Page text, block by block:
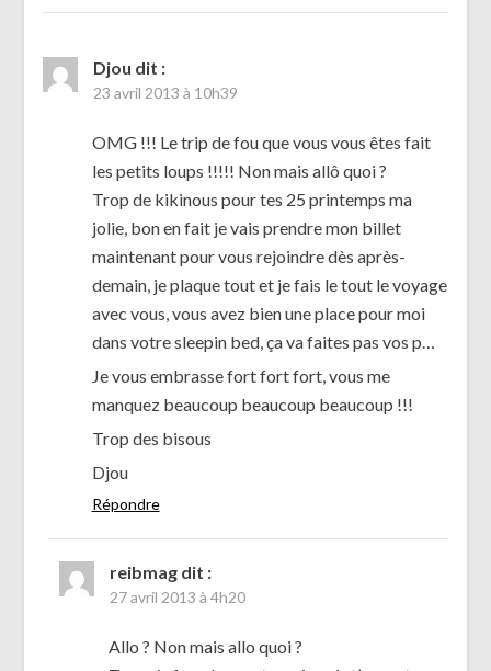
Djou dit :
23 avril 2013 à 10h39
OMG !!! Le trip de fou que vous vous êtes fait
les petits loups !!!!! Non mais allô quoi ?
Trop de kikinous pour tes 25 printemps ma
jolie, bon en fait je vais prendre mon billet
maintenant pour vous rejoindre dès après-
demain, je plaque tout et je fais le tout le voyage
avec vous, vous avez bien une place pour moi
dans votre sleepin bed, ça va faites pas vos p…
Je vous embrasse fort fort fort, vous me
manquez beaucoup beaucoup beaucoup !!!
Trop des bisous
Djou
Répondre
reibmag dit :
27 avril 2013 à 4h20
Allo ? Non mais allo quoi ?